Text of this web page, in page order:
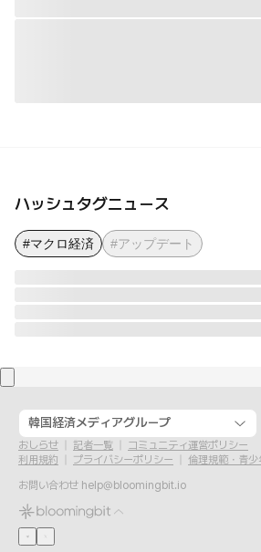
ハッシュタグニュース
#マクロ経済 #アップデート
韓国経済メディアグループ
おしらせ 記者一覧
コミュニティ運営ポリシー
利用規約
プライバシーポリシー
倫理規範・青
お問い合わせ help@bloomingbit.io